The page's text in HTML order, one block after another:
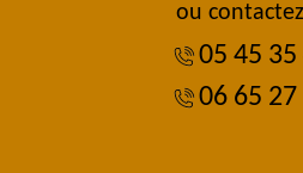
ou
05 45 35
06 65 27